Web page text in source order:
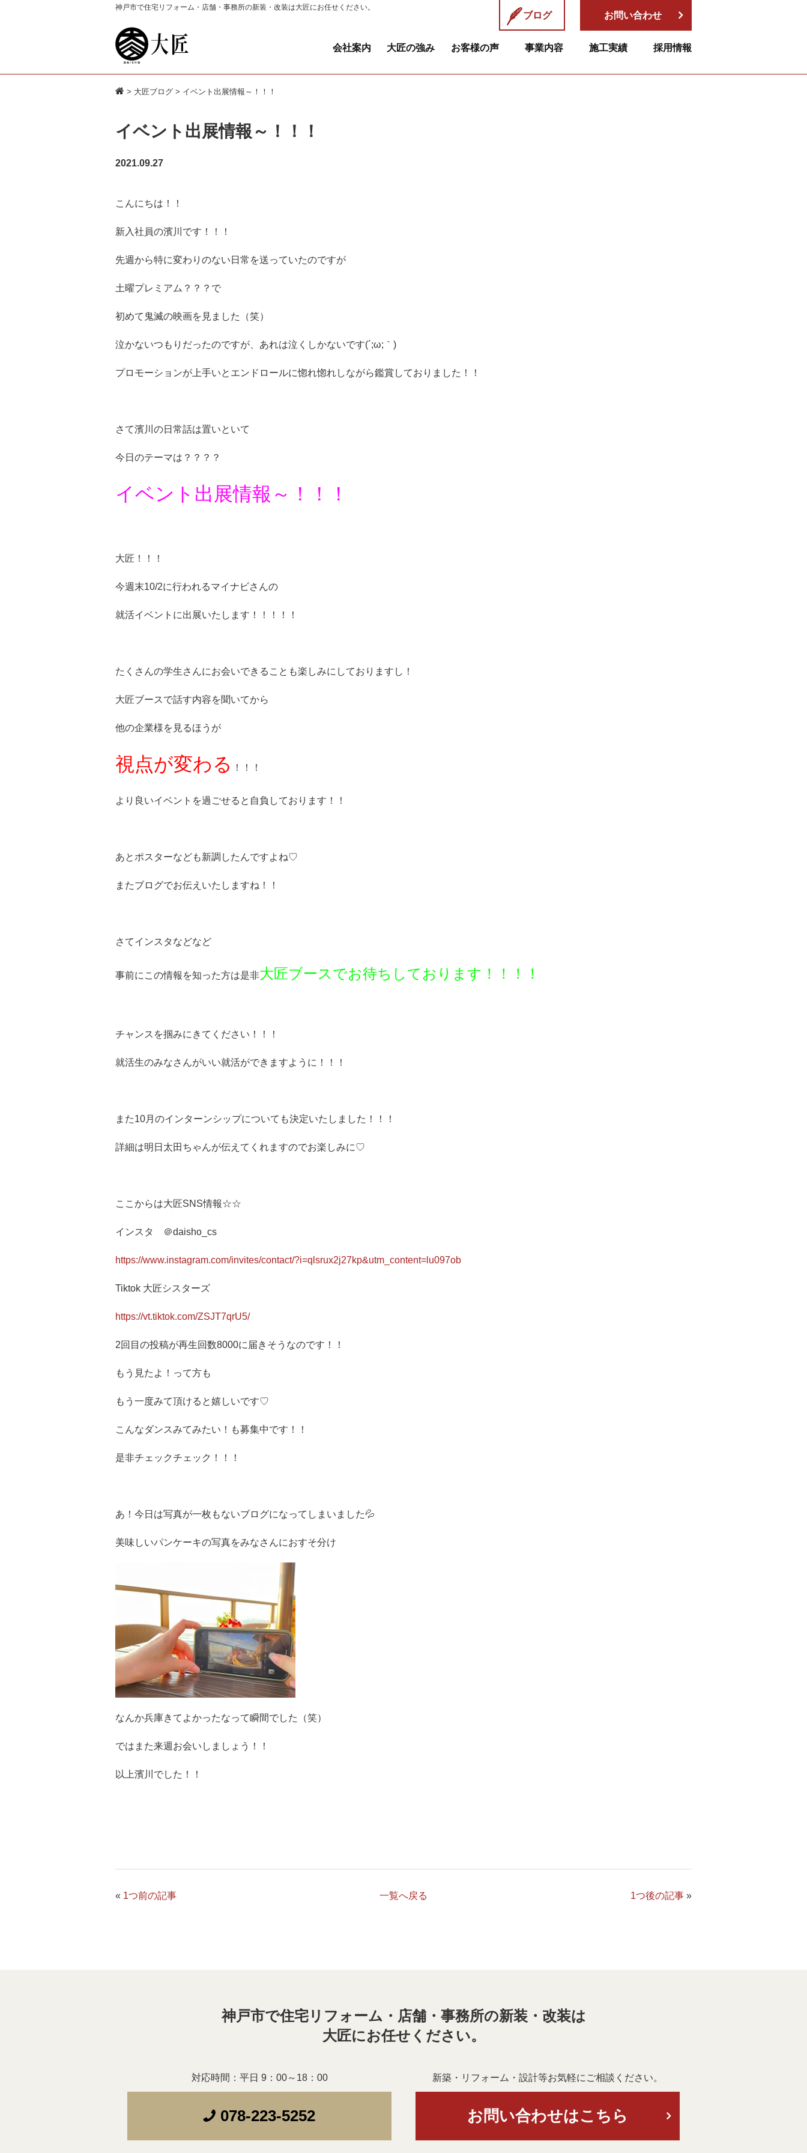
神戸市で住宅リフォーム・店舗・事務所の新装・改装は大匠にお任せください。
お問い合わせ
ブログ
会社案内 大匠の強み お客様の声 事業内容 施工実績 採用情報
> 大匠ブログ > イベント出展情報～！！！
イベント出展情報～！！！
2021.09.27
こんにちは！！
新入社員の濱川です！！！
先週から特に変わりのない日常を送っていたのですが
土曜プレミアム？？？で
初めて鬼滅の映画を見ました（笑）
泣かないつもりだったのですが、あれは泣くしかないです(´;ω;｀)
プロモーションが上手いとエンドロールに惚れ惚れしながら鑑賞しておりました！！
さて濱川の日常話は置いといて
今日のテーマは？？？？
イベント出展情報～！！！
大匠！！！
今週末10/2に行われるマイナビさんの
就活イベントに出展いたします！！！！！
たくさんの学生さんにお会いできることも楽しみにしておりますし！
大匠ブースで話す内容を聞いてから
他の企業様を見るほうが
視点が変わる ！！！
より良いイベントを過ごせると自負しております！！
あとポスターなども新調したんですよね♡
またブログでお伝えいたしますね！！
さてインスタなどなど
事前にこの情報を知った方は是非大匠ブースでお待ちしております！！！！
チャンスを掴みにきてください！！！
就活生のみなさんがいい就活ができますように！！！
また10月のインターンシップについても決定いたしました！！！
詳細は明日太田ちゃんが伝えてくれますのでお楽しみに♡
ここからは大匠SNS情報☆☆
インスタ ＠daisho_cs
https://www.instagram.com/invites/contact/?i=qlsrux2j27kp&utm_content=lu097ob
Tiktok 大匠シスターズ
https://vt.tiktok.com/ZSJT7qrU5/
2回目の投稿が再生回数8000に届きそうなのです！！
もう見たよ！って方も
もう一度みて頂けると嬉しいです♡
こんなダンスみてみたい！も募集中です！！
是非チェックチェック！！！
あ！今日は写真が一枚もないブログになってしまいました💦
美味しいパンケーキの写真をみなさんにおすそ分け
なんか兵庫きてよかったなって瞬間でした（笑）
ではまた来週お会いしましょう！！
以上濱川でした！！
« 1つ前の記事 一覧へ戻る 1つ後の記事 »
神戸市で住宅リフォーム・店舗・事務所の新装・改装は
大匠にお任せください。
対応時間：平日 9：00～18：00
078-223-5252
新築・リフォーム・設計等お気軽にご相談ください。
お問い合わせはこちら